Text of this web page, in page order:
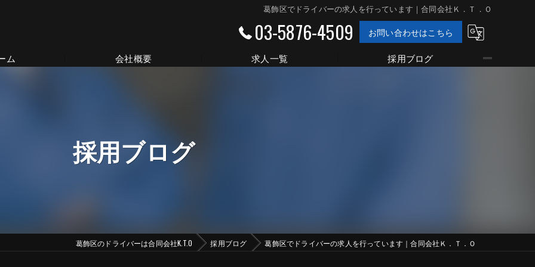
葛飾区でドライバーの求人を行っています｜合同会社Ｋ．Ｔ．Ｏ
03-5876-4509 お問い合わせはこちら
ム 会社概要
事業案内
求人一覧 採用ブログ
採用ブログ
葛飾区のドライバーは合同会社K.T.O 採用ブログ 葛飾区でドライバーの求人を行っています｜合同会社Ｋ．Ｔ．Ｏ